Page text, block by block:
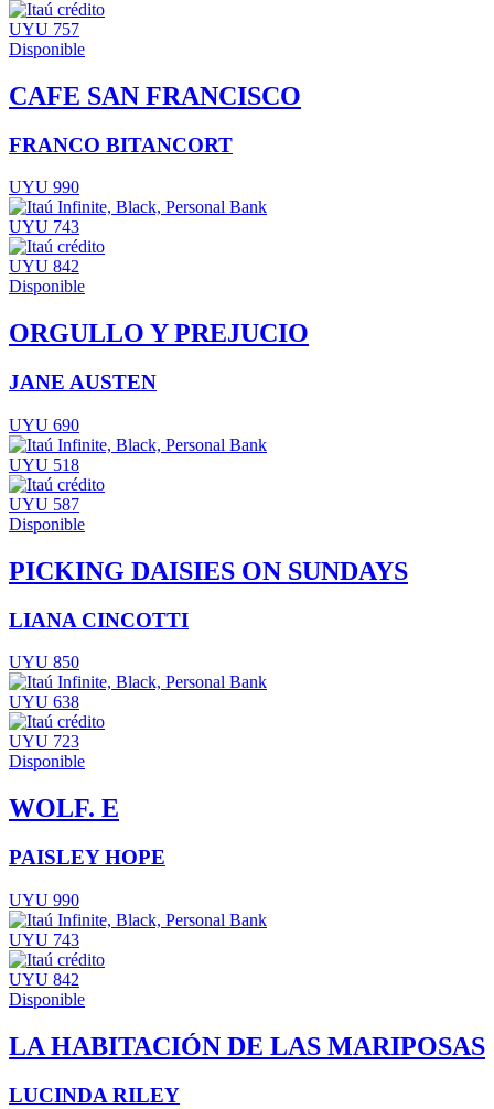
UYU 757
Disponible
CAFE SAN FRANCISCO
FRANCO BITANCORT
UYU 990
UYU 743
UYU 842
Disponible
ORGULLO Y PREJUCIO
JANE AUSTEN
UYU 690
UYU 518
UYU 587
Disponible
PICKING DAISIES ON SUNDAYS
LIANA CINCOTTI
UYU 850
UYU 638
UYU 723
Disponible
WOLF. E
PAISLEY HOPE
UYU 990
UYU 743
UYU 842
Disponible
LA HABITACIÓN DE LAS MARIPOSAS
LUCINDA RILEY